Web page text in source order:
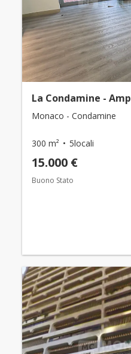
La Condamine -
Monaco - Condamine
300 m² 5locali
15.000 €
Buono Stato